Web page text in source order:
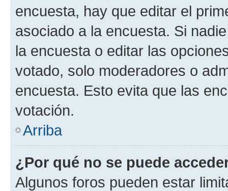
encuesta, hay que editar el
asociado a la encuesta. Si
la encuesta o editar las
votado, solo moderadores o
encuesta. Esto evita que las
votación.
Arriba
¿Por qué no se puede
Algunos foros pueden estar